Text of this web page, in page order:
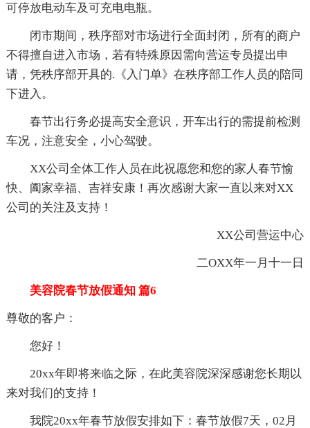
可停放电动车及可充电电瓶。
闭市期间，秩序部对市场进行全面封闭，所有的商户
不得擅自进入市场，若有特殊原因需向营运专员提出申
请，凭秩序部开具的.《入门单》在秩序部工作人员的陪同
下进入。
春节出行务必提高安全意识，开车出行的需提前检测
车况，注意安全，小心驾驶。
XX公司全体工作人员在此祝愿您和您的家人春节愉
快、阖家幸福、吉祥安康！再次感谢大家一直以来对XX
公司的关注及支持！
XX公司营运中心
二OXX年一月十一日
美容院春节放假通知 篇6
尊敬的客户：
您好！
20xx年即将来临之际，在此美容院深深感谢您长期以
来对我们的支持！
我院20xx年春节放假安排如下：春节放假7天，02月